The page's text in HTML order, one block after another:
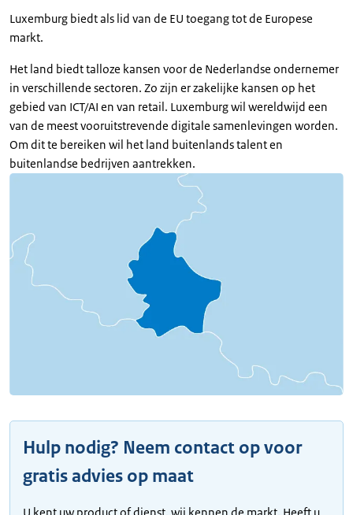
Luxemburg biedt als lid van de EU toegang tot de Europese
markt.
Het land biedt talloze kansen voor de Nederlandse ondernemer
in verschillende sectoren. Zo zijn er zakelijke kansen op het
gebied van ICT/AI en van retail. Luxemburg wil wereldwijd een
van de meest vooruitstrevende digitale samenlevingen worden.
Om dit te bereiken wil het land buitenlands talent en
buitenlandse bedrijven aantrekken.
Hulp nodig? Neem contact op voor
gratis advies op maat